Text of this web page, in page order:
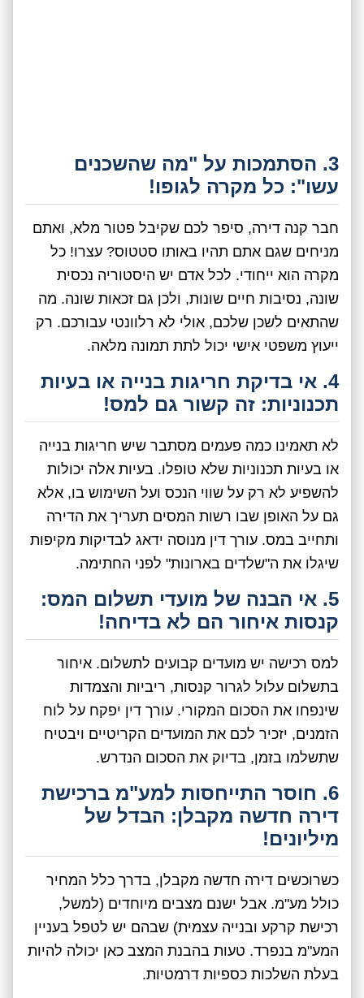
3. הסתמכות על "מה שהשכנים
עשו": כל מקרה לגופו!
חבר קנה דירה, סיפר לכם שקיבל פטור מלא, ואתם
מניחים שגם אתם תהיו באותו סטטוס? עצרו! כל
מקרה הוא ייחודי. לכל אדם יש היסטוריה נכסית
שונה, נסיבות חיים שונות, ולכן גם זכאות שונה. מה
שהתאים לשכן שלכם, אולי לא רלוונטי עבורכם. רק
ייעוץ משפטי אישי יכול לתת תמונה מלאה.
4. אי בדיקת חריגות בנייה או בעיות
תכנוניות: זה קשור גם למס!
לא תאמינו כמה פעמים מסתבר שיש חריגות בנייה
או בעיות תכנוניות שלא טופלו. בעיות אלה יכולות
להשפיע לא רק על שווי הנכס ועל השימוש בו, אלא
גם על האופן שבו רשות המסים תעריך את הדירה
ותחייב במס. עורך דין מנוסה ידאג לבדיקות מקיפות
שיגלו את ה"שלדים בארונות" לפני החתימה.
5. אי הבנה של מועדי תשלום המס:
קנסות איחור הם לא בדיחה!
למס רכישה יש מועדים קבועים לתשלום. איחור
בתשלום עלול לגרור קנסות, ריביות והצמדות
שינפחו את הסכום המקורי. עורך דין יפקח על לוח
הזמנים, יזכיר לכם את המועדים הקריטיים ויבטיח
שתשלמו בזמן, בדיוק את הסכום הנדרש.
6. חוסר התייחסות למע"מ ברכישת
דירה חדשה מקבלן: הבדל של
מיליונים!
כשרוכשים דירה חדשה מקבלן, בדרך כלל המחיר
כולל מע"מ. אבל ישנם מצבים מיוחדים (למשל,
רכישת קרקע ובנייה עצמית) שבהם יש לטפל בעניין
המע"מ בנפרד. טעות בהבנת המצב כאן יכולה להיות
בעלת השלכות כספיות דרמטיות.